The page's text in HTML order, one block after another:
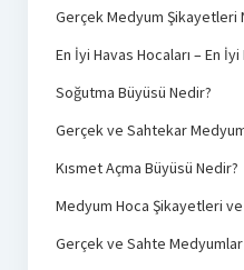
Gerçek Medyum Şikayetleri
En İyi Havas Hocaları – En İyi
Soğutma Büyüsü Nedir?
Gerçek ve Sahtekar
Kısmet Açma Büyüsü Nedir?
Medyum Hoca Şikayetleri
Gerçek ve Sahte